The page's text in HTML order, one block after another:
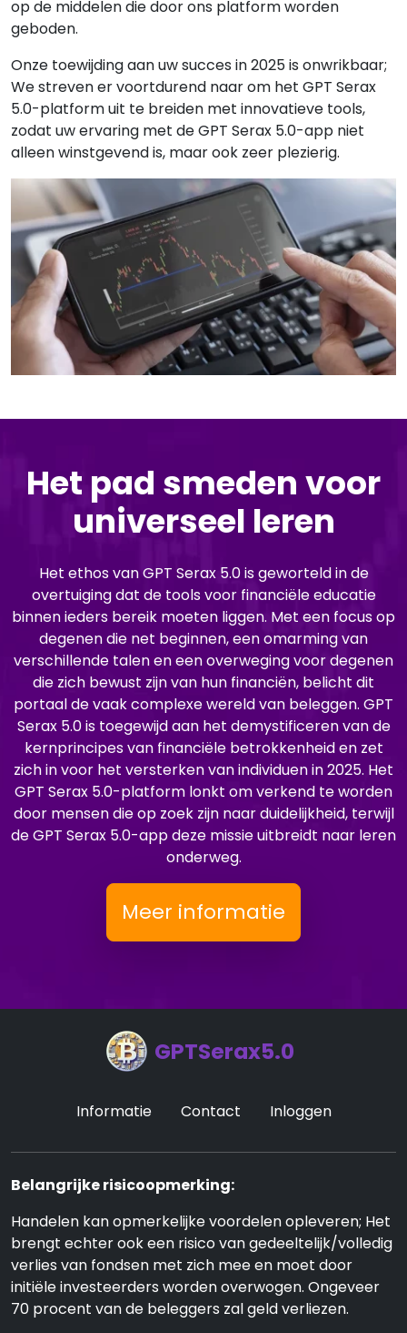
op de middelen die door ons platform worden
geboden.
Onze toewijding aan uw succes in 2025 is onwrikbaar;
We streven er voortdurend naar om het GPT Serax
5.0-platform uit te breiden met innovatieve tools,
zodat uw ervaring met de GPT Serax 5.0-app niet
alleen winstgevend is, maar ook zeer plezierig.
Het pad smeden voor
universeel leren
Het ethos van GPT Serax 5.0 is geworteld in de
overtuiging dat de tools voor financiële educatie
binnen ieders bereik moeten liggen. Met een focus op
degenen die net beginnen, een omarming van
verschillende talen en een overweging voor degenen
die zich bewust zijn van hun financiën, belicht dit
portaal de vaak complexe wereld van beleggen. GPT
Serax 5.0 is toegewijd aan het demystificeren van de
kernprincipes van financiële betrokkenheid en zet
zich in voor het versterken van individuen in 2025. Het
GPT Serax 5.0-platform lonkt om verkend te worden
door mensen die op zoek zijn naar duidelijkheid, terwijl
de GPT Serax 5.0-app deze missie uitbreidt naar leren
onderweg.
Meer informatie
GPTSerax5.0
Informatie Contact Inloggen
Belangrijke risicoopmerking:
Handelen kan opmerkelijke voordelen opleveren; Het
brengt echter ook een risico van gedeeltelijk/volledig
verlies van fondsen met zich mee en moet door
initiële investeerders worden overwogen. Ongeveer
70 procent van de beleggers zal geld verliezen.